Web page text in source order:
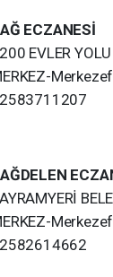
ECZANESİ
EVLER